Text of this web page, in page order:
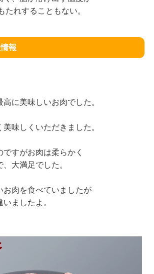
たれすることもない。
報
高に美味しいお肉でした。
美味しくいただきました。
ですがお肉は柔らかく
大満足でした。
お肉を食べていましたが
ましたよ。